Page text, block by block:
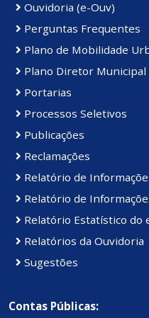
Ouvidoria (e-Ouv)
Perguntas Frequentes
Plano de Mobilidade
Plano Diretor Municipal
Portarias
Processos Seletivos
Publicações
Reclamações
Relatório de
Relatório de
Relatório Estatístico do
Relatórios da Ouvidoria
Sugestões
Contas Públicas: